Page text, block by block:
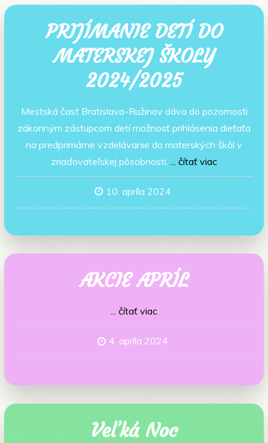
PRIJÍMANIE DETÍ DO
MATERSKEJ ŠKOLY
2024/2025
Mestská časť Bratislava-Ružinov dáva do pozornosti
zákonným zástupcom detí možnosť prihlásenia dieťaťa
na predprimárne vzdelávanie do materských škôl v
zriaďovateľskej pôsobnosti.
... čítať viac
10. apríla 2024
AKCIE APRÍL
... čítať viac
4. apríla 2024
Veľká Noc